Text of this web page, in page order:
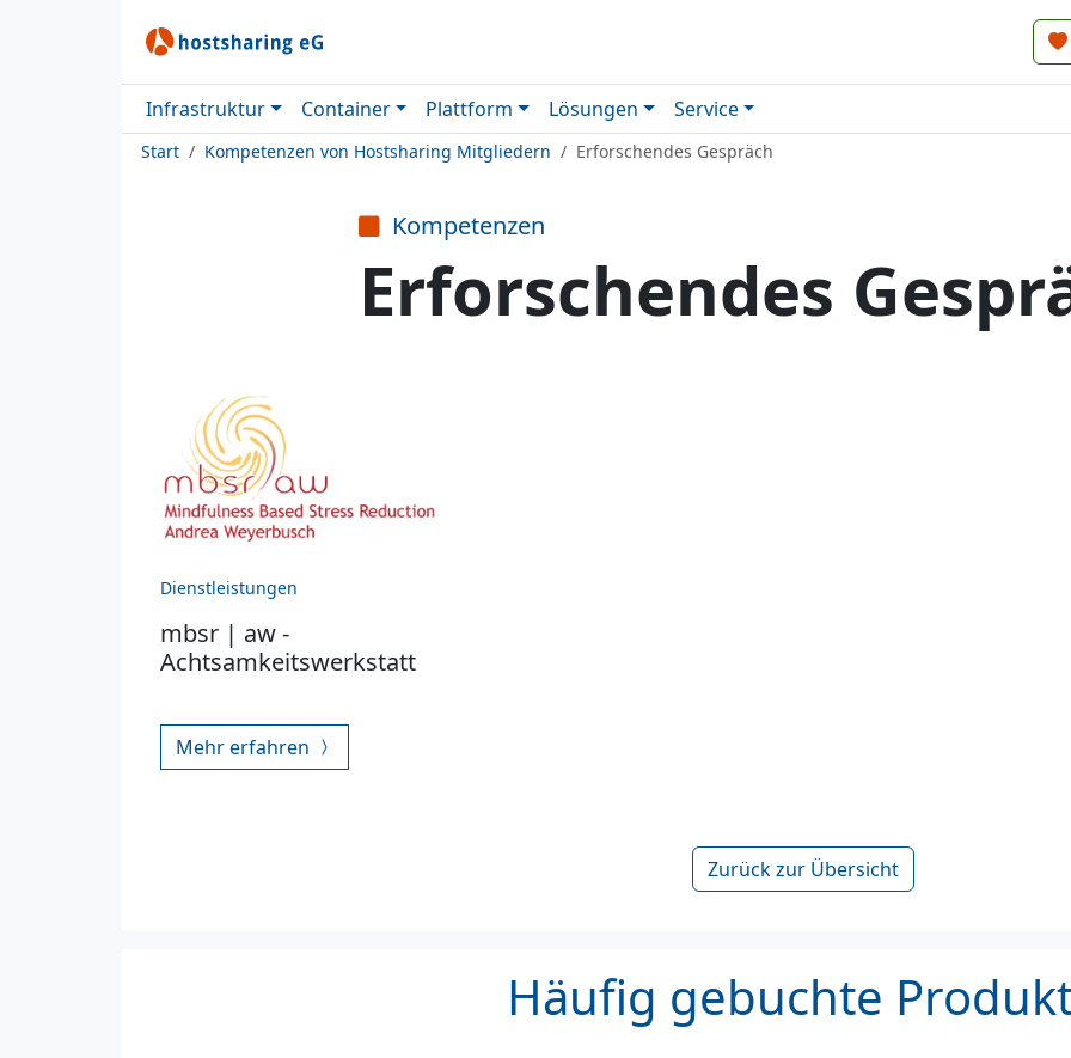
Infrastruktur Container Plattform Lösungen Service
Start Kompetenzen von Hostsharing Mitgliedern Erforschendes Gespräch
Kompetenzen
Erforschendes
Dienstleistungen
mbsr | aw -
Achtsamkeitswerkstatt
Mehr erfahren
Zurück zur Übersicht
Häufig gebuchte